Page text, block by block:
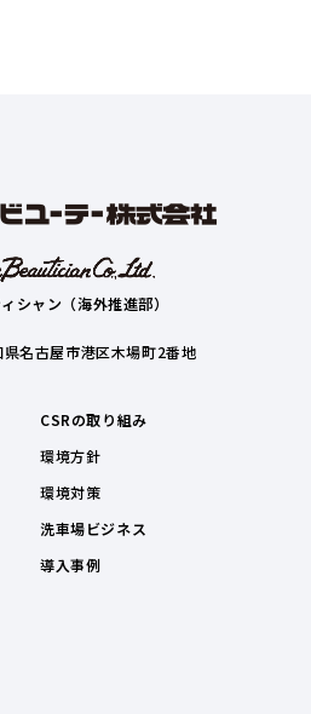
シャン（海外推進部）
名古屋市港区木場町2番地
CSRの取り組み
環境方針
環境対策
洗車場ビジネス
導入事例